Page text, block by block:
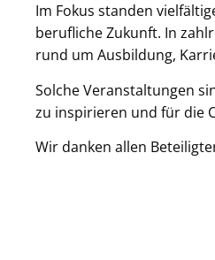
Im Fokus standen
berufliche Zukunft. In
rund um Ausbildung,
Solche Veranstaltungen
zu inspirieren und für die
Wir danken allen